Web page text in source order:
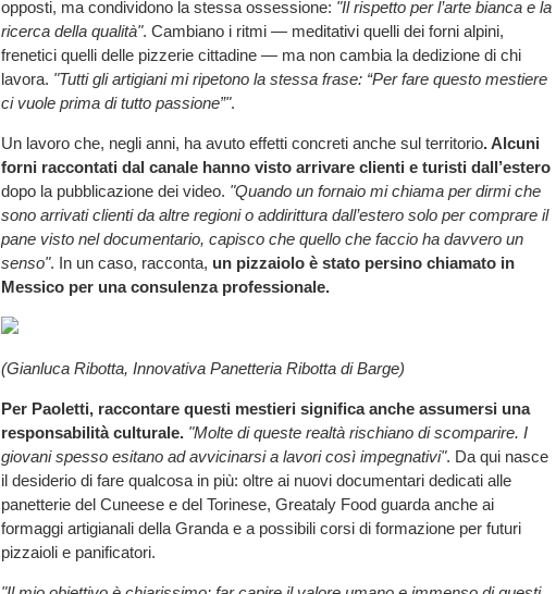
opposti, ma condividono la stessa ossessione: "Il rispetto per l’arte bianca e la
ricerca della qualità". Cambiano i ritmi — meditativi quelli dei forni alpini,
frenetici quelli delle pizzerie cittadine — ma non cambia la dedizione di chi
lavora. "Tutti gli artigiani mi ripetono la stessa frase: “Per fare questo mestiere
ci vuole prima di tutto passione”".
Un lavoro che, negli anni, ha avuto effetti concreti anche sul territorio. Alcuni
forni raccontati dal canale hanno visto arrivare clienti e turisti dall’estero
dopo la pubblicazione dei video. "Quando un fornaio mi chiama per dirmi che
sono arrivati clienti da altre regioni o addirittura dall’estero solo per comprare il
pane visto nel documentario, capisco che quello che faccio ha davvero un
senso". In un caso, racconta, un pizzaiolo è stato persino chiamato in
Messico per una consulenza professionale.
(Gianluca Ribotta, Innovativa Panetteria Ribotta di Barge)
Per Paoletti, raccontare questi mestieri significa anche assumersi una
responsabilità culturale. "Molte di queste realtà rischiano di scomparire. I
giovani spesso esitano ad avvicinarsi a lavori così impegnativi". Da qui nasce
il desiderio di fare qualcosa in più: oltre ai nuovi documentari dedicati alle
panetterie del Cuneese e del Torinese, Greataly Food guarda anche ai
formaggi artigianali della Granda e a possibili corsi di formazione per futuri
pizzaioli e panificatori.